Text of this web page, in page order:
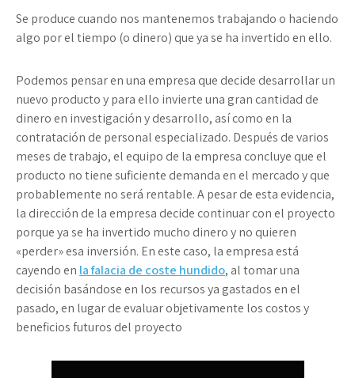
Se produce cuando nos mantenemos trabajando o haciendo
algo por el tiempo (o dinero) que ya se ha invertido en ello.
Podemos pensar en una empresa que decide desarrollar un
nuevo producto y para ello invierte una gran cantidad de
dinero en investigación y desarrollo, así como en la
contratación de personal especializado. Después de varios
meses de trabajo, el equipo de la empresa concluye que el
producto no tiene suficiente demanda en el mercado y que
probablemente no será rentable. A pesar de esta evidencia,
la dirección de la empresa decide continuar con el proyecto
porque ya se ha invertido mucho dinero y no quieren
«perder» esa inversión. En este caso, la empresa está
cayendo en la falacia de coste hundido, al tomar una
decisión basándose en los recursos ya gastados en el
pasado, en lugar de evaluar objetivamente los costos y
beneficios futuros del proyecto